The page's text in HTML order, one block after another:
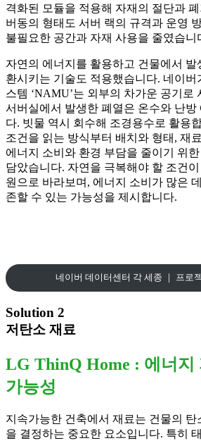
격화된 모듈을 적용해 자재의 절단과
버동의 형태도 서버 랙의 규격과 운영
불필요한 공간과 자재 사용을 줄였습니
자연의 에너지를 활용하고 건물에서 발
환시키는 기술도 적용했습니다. 네이버
스템 ‘NAMU’는 외부의 차가운 공기로
서버실에서 발생한 폐열은 온수와 난방
다. 빗물 역시 회수해 조경용수로 활용
조건을 읽는 방식부터 배치와 형태, 재
에너지 소비와 환경 부담을 줄이기 위
담았습니다. 자연을 극복해야 할 조건
원으로 바라보며, 에너지 소비가 많은
존할 수 있는 가능성을 제시합니다.
네이버 데이터센터 각 세종 ｜ 프로
Solution 2
저탄소 재료
LG ThinQ Home : 에너지
가능성
지속가능한 건축에서 재료는 건물의 탄
을 결정하는 중요한 요소입니다. 특히